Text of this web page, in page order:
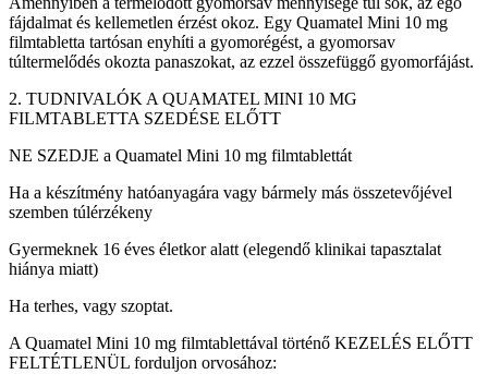
fájdalmat és kellemetlen érzést okoz. Egy Quamatel Mini 10 mg
filmtabletta tartósan enyhíti a gyomorégést, a gyomorsav
túltermelődés okozta panaszokat, az ezzel összefüggő gyomorfájást.
2. TUDNIVALÓK A QUAMATEL MINI 10 MG
FILMTABLETTA SZEDÉSE ELŐTT
NE SZEDJE a Quamatel Mini 10 mg filmtablettát
Ha a készítmény hatóanyagára vagy bármely más összetevőjével
szemben túlérzékeny
Gyermeknek 16 éves életkor alatt (elegendő klinikai tapasztalat
hiánya miatt)
Ha terhes, vagy szoptat.
A Quamatel Mini 10 mg filmtablettával történő KEZELÉS ELŐTT
FELTÉTLENÜL forduljon orvosához: